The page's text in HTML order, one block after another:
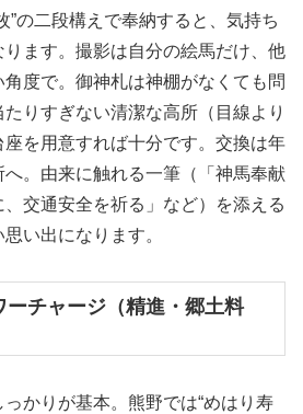
”の二段構えで奉納すると、気持ち
ます。撮影は自分の絵馬だけ、他
度で。御神札は神棚がなくても問
りすぎない清潔な高所（目線より
座を用意すれば十分です。交換は年
。由来に触れる一筆（「神馬奉献
交通安全を祈る」など）を添える
い出になります。
ーチャージ（精進・郷土料
かりが基本。熊野では“めはり寿